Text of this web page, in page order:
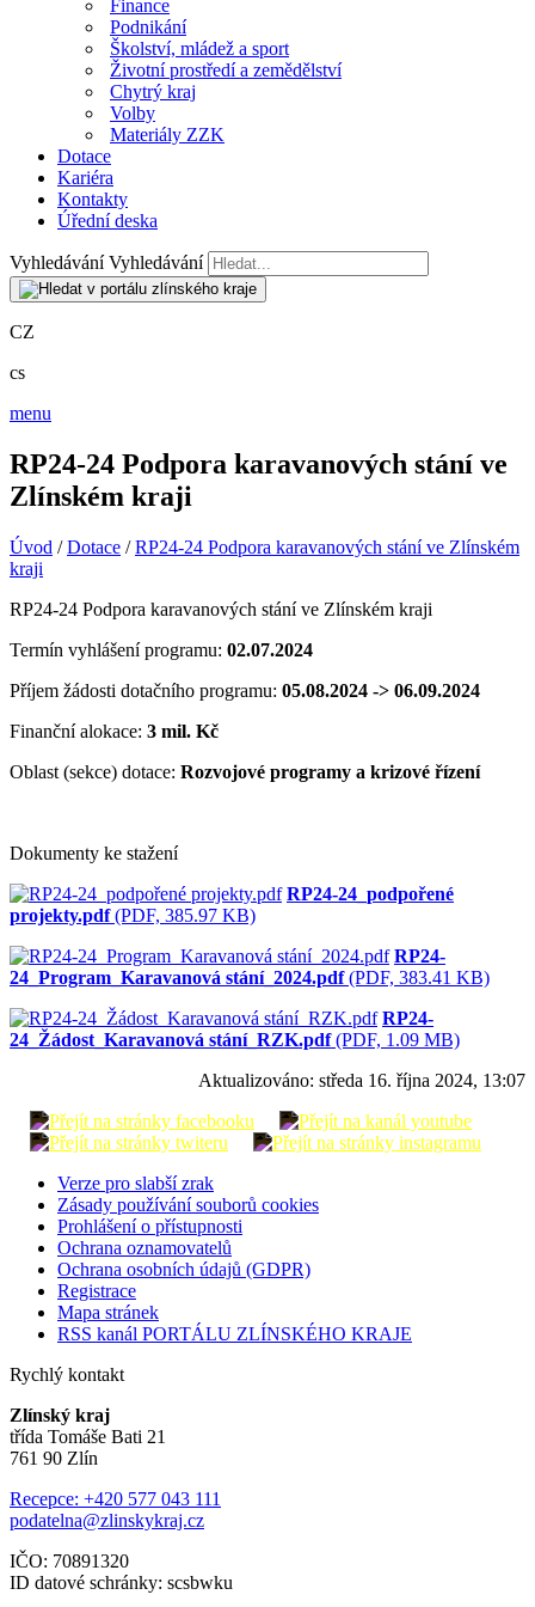
Finance
Podnikání
Školství, mládež a sport
Životní prostředí a zemědělství
Chytrý kraj
Volby
Materiály ZZK
Dotace
Kariéra
Kontakty
Úřední deska
Vyhledávání Vyhledávání
CZ
cs
menu
RP24-24 Podpora karavanových stání ve
Zlínském kraji
Úvod /Dotace /RP24-24 Podpora karavanových stání ve Zlínském
kraji
RP24-24 Podpora karavanových stání ve Zlínském kraji
Termín vyhlášení programu: 02.07.2024
Příjem žádosti dotačního programu: 05.08.2024 -> 06.09.2024
Finanční alokace: 3 mil. Kč
Oblast (sekce) dotace: Rozvojové programy a krizové řízení
Dokumenty ke stažení
RP24-24_podpořené
projekty.pdf(PDF, 385.97 KB)
RP24-
24_Program_Karavanová stání_2024.pdf(PDF, 383.41 KB)
RP24-
24_Žádost_Karavanová stání_RZK.pdf(PDF, 1.09 MB)
Aktualizováno: středa 16. října 2024, 13:07
Verze pro slabší zrak
Zásady používání souborů cookies
Prohlášení o přístupnosti
Ochrana oznamovatelů
Ochrana osobních údajů (GDPR)
Registrace
Mapa stránek
RSS kanál PORTÁLU ZLÍNSKÉHO KRAJE
Rychlý kontakt
Zlínský kraj
třída Tomáše Bati 21
761 90 Zlín
Recepce: +420 577 043 111
podatelna@zlinskykraj.cz
IČO: 70891320
ID datové schránky: scsbwku